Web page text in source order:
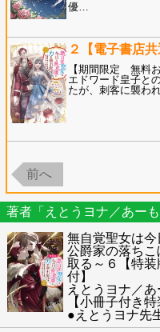
優…
２【電子書店
【期間限定 無料
エドワード皇子と
たが、刺客に襲わ
前へ
著者「えとうヨナ／あー
無自覚聖女は
公爵家の落ち
取る～６【特装
付】
えとうヨナ／
【小冊子付き特
●えとうヨナ先